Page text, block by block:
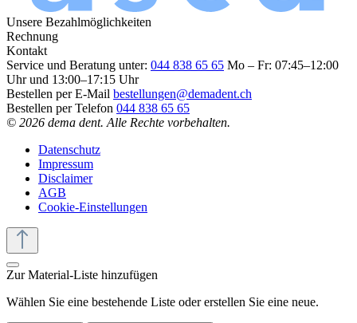
Unsere Bezahlmöglichkeiten
Rechnung
Kontakt
Service und Beratung unter: 044 838 65 65 Mo – Fr: 07:45–12:00
Uhr und 13:00–17:15 Uhr
Bestellen per E-Mail bestellungen@demadent.ch
Bestellen per Telefon 044 838 65 65
© 2026 dema dent. Alle Rechte vorbehalten.
Datenschutz
Impressum
Disclaimer
AGB
Cookie-Einstellungen
Zur Material-Liste hinzufügen
Wählen Sie eine bestehende Liste oder erstellen Sie eine neue.